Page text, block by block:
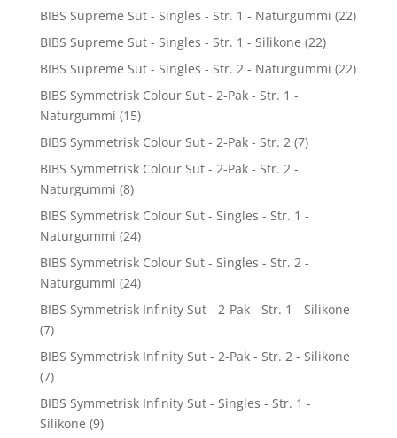
BIBS Supreme Sut - Singles - Str. 1 - Naturgummi (22)
BIBS Supreme Sut - Singles - Str. 1 - Silikone (22)
BIBS Supreme Sut - Singles - Str. 2 - Naturgummi (22)
BIBS Symmetrisk Colour Sut - 2-Pak - Str. 1 -
Naturgummi (15)
BIBS Symmetrisk Colour Sut - 2-Pak - Str. 2 (7)
BIBS Symmetrisk Colour Sut - 2-Pak - Str. 2 -
Naturgummi (8)
BIBS Symmetrisk Colour Sut - Singles - Str. 1 -
Naturgummi (24)
BIBS Symmetrisk Colour Sut - Singles - Str. 2 -
Naturgummi (24)
BIBS Symmetrisk Infinity Sut - 2-Pak - Str. 1 - Silikone
(7)
BIBS Symmetrisk Infinity Sut - 2-Pak - Str. 2 - Silikone
(7)
BIBS Symmetrisk Infinity Sut - Singles - Str. 1 -
Silikone (9)